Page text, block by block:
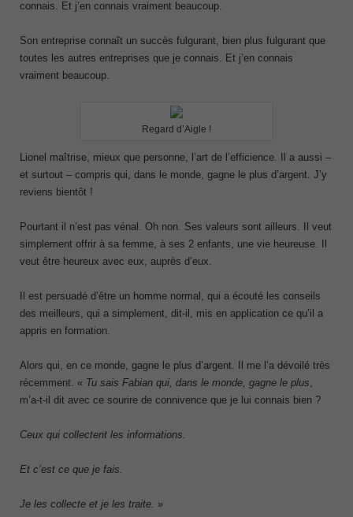
connais. Et j’en connais vraiment beaucoup.
Son entreprise connaît un succès fulgurant, bien plus fulgurant que
toutes les autres entreprises que je connais. Et j’en connais
vraiment beaucoup.
Regard d’Aigle !
Lionel maîtrise, mieux que personne, l’art de l’efficience. Il a aussi –
et surtout – compris qui, dans le monde, gagne le plus d’argent. J’y
reviens bientôt !
Pourtant il n’est pas vénal. Oh non. Ses valeurs sont ailleurs. Il veut
simplement offrir à sa femme, à ses 2 enfants, une vie heureuse. Il
veut être heureux avec eux, auprès d’eux.
Il est persuadé d’être un homme normal, qui a écouté les conseils
des meilleurs, qui a simplement, dit-il, mis en application ce qu’il a
appris en formation.
Alors qui, en ce monde, gagne le plus d’argent. Il me l’a dévoilé très
récemment. « Tu sais Fabian qui, dans le monde, gagne le plus,
m’a-t-il dit avec ce sourire de connivence que je lui connais bien ?
Ceux qui collectent les informations.
Et c’est ce que je fais.
Je les collecte et je les traite. »